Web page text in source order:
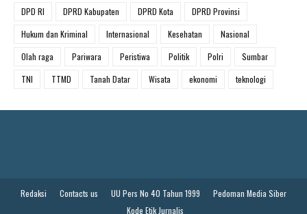
DPD RI DPRD Kabupaten DPRD Kota
DPRD Provinsi
Hukum dan Kriminal
Internasional Kesehatan
Nasional
Olah raga
Pariwara Peristiwa Politik Polri
Sumbar
TNI
TTMD Tanah Datar Wisata ekonomi teknologi
Redaksi Contacts us UU Pers No 40 Tahun 1999
Pedoman Media Siber
Kode Etik Jurnalis